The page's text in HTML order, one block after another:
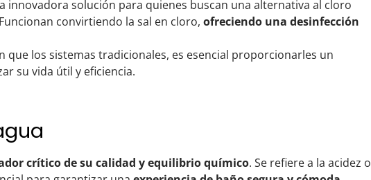
innovadora solución para quienes buscan una alternativa al cloro
convirtiendo la sal en cloro, ofreciendo una desinfección
los sistemas tradicionales, es esencial proporcionarles un
su vida útil y eficiencia.
crítico de su calidad y equilibrio químico. Se refiere a la acidez o